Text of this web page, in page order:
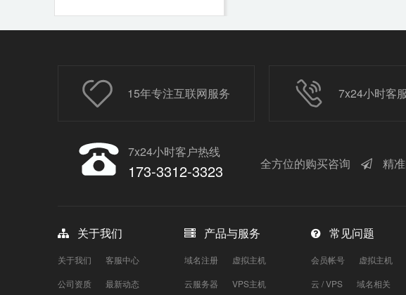
15年专注互联网服务 7x24小时客
7x24小时客户热线
173-3312-3323 全方位的购买咨询 精
关于我们
关于我们
客服中心
公司资质
最新动态
产品与服务
域名注册
虚拟主机
云服务器
VPS主机
常见问题
会员帐号
虚拟主机
云 / VPS
域名相关